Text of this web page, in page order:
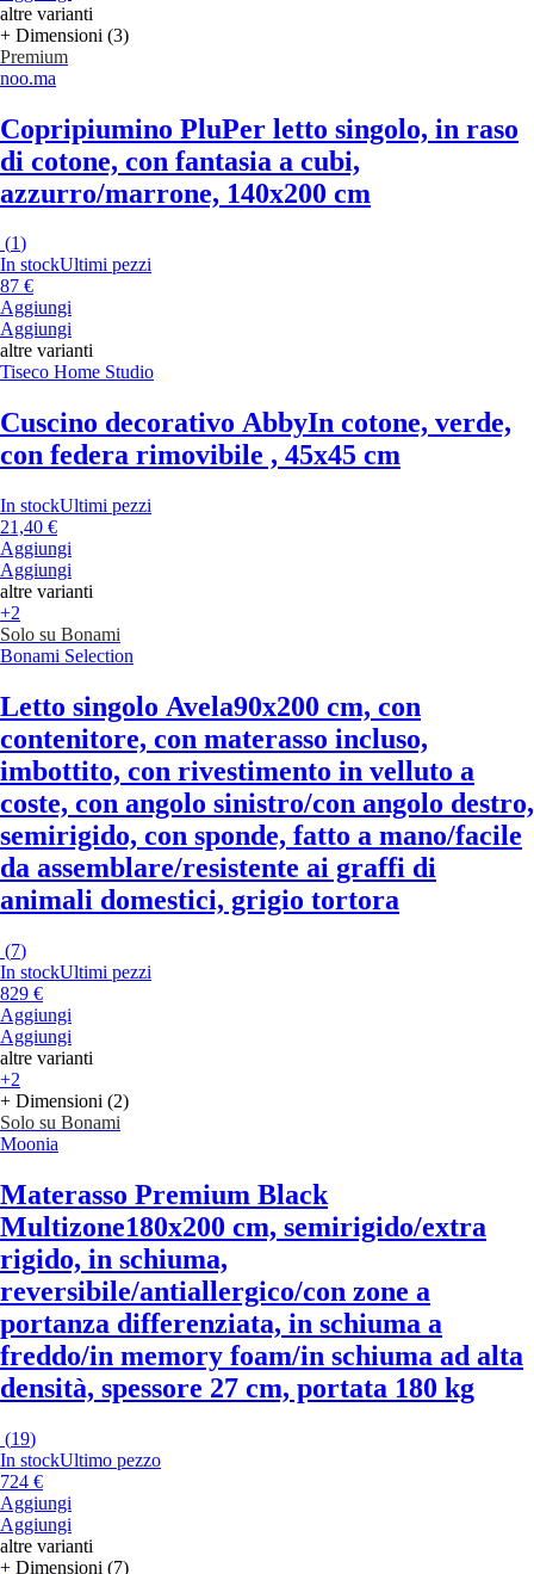
altre varianti
+ Dimensioni (3)
Premium
noo.ma
Copripiumino PluPer letto singolo, in raso
di cotone, con fantasia a cubi,
azzurro/marrone, 140x200 cm
(1)
In stockUltimi pezzi
87 €
Aggiungi
Aggiungi
altre varianti
Tiseco Home Studio
Cuscino decorativo AbbyIn cotone, verde,
con federa rimovibile , 45x45 cm
In stockUltimi pezzi
21,40 €
Aggiungi
Aggiungi
altre varianti
+2
Solo su Bonami
Bonami Selection
Letto singolo Avela90x200 cm, con
contenitore, con materasso incluso,
imbottito, con rivestimento in velluto a
coste, con angolo sinistro/con angolo destro,
semirigido, con sponde, fatto a mano/facile
da assemblare/resistente ai graffi di
animali domestici, grigio tortora
(7)
In stockUltimi pezzi
829 €
Aggiungi
Aggiungi
altre varianti
+2
+ Dimensioni (2)
Solo su Bonami
Moonia
Materasso Premium Black
Multizone180x200 cm, semirigido/extra
rigido, in schiuma,
reversibile/antiallergico/con zone a
portanza differenziata, in schiuma a
freddo/in memory foam/in schiuma ad alta
densità, spessore 27 cm, portata 180 kg
(19)
In stockUltimo pezzo
724 €
Aggiungi
Aggiungi
altre varianti
+ Dimensioni (7)